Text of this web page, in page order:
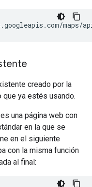
creado por la
ya estés usando.
una página web con
en la que se
en el siguiente
con la misma función
al final: